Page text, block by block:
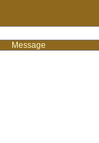
Message